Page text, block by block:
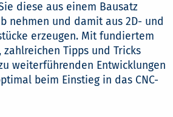
diese aus einem Bausatz
nehmen und damit aus 2D- und
erzeugen. Mit fundiertem
Tipps und Tricks
weiterführenden Entwicklungen
beim Einstieg in das CNC-